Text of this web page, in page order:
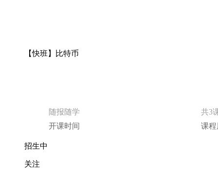
【快班】比特币
随报随学
共3
开课时间
课
招生中
关注